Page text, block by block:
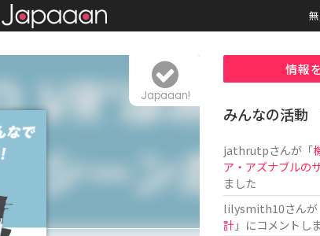
Japaaan!
情報
みんなの活動
jathrutpさんが「
ア・アズナブルの
ました
lilysmith10さん
計」にコメントし